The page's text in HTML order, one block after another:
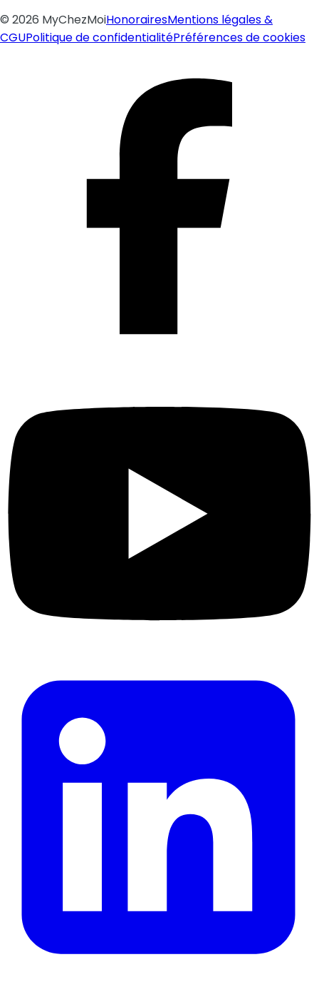
© 2026 MyChezMoiHonorairesMentions légales &
CGUPolitique de confidentialitéPréférences de cookies